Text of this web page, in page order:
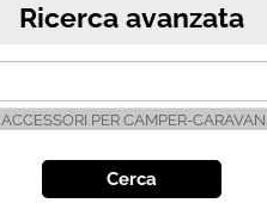
Ricerca avanzata
ACCESSORI PER CAMPER-CARAVAN